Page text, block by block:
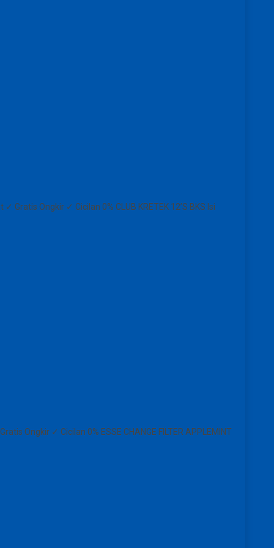
Gratis Ongkir ✓ Cicilan 0% CLUB KRETEK 12’S BKS Isi
Ongkir ✓ Cicilan 0% ESSE CHANGE FILTER APPLEMINT